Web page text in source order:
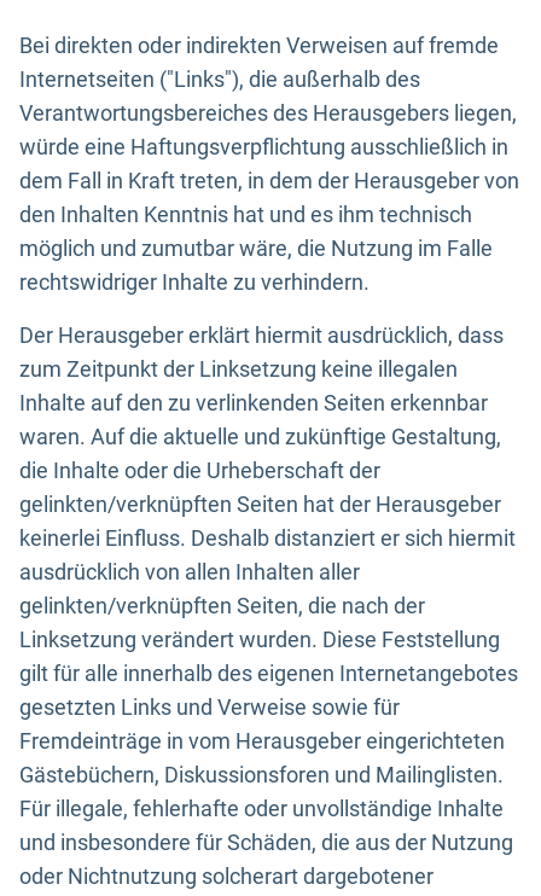
Bei direkten oder indirekten Verweisen auf fremde
Internetseiten ("Links"), die außerhalb des
Verantwortungsbereiches des Herausgebers liegen,
würde eine Haftungsverpflichtung ausschließlich in
dem Fall in Kraft treten, in dem der Herausgeber von
den Inhalten Kenntnis hat und es ihm technisch
möglich und zumutbar wäre, die Nutzung im Falle
rechtswidriger Inhalte zu verhindern.
Der Herausgeber erklärt hiermit ausdrücklich, dass
zum Zeitpunkt der Linksetzung keine illegalen
Inhalte auf den zu verlinkenden Seiten erkennbar
waren. Auf die aktuelle und zukünftige Gestaltung,
die Inhalte oder die Urheberschaft der
gelinkten/verknüpften Seiten hat der Herausgeber
keinerlei Einfluss. Deshalb distanziert er sich hiermit
ausdrücklich von allen Inhalten aller
gelinkten/verknüpften Seiten, die nach der
Linksetzung verändert wurden. Diese Feststellung
gilt für alle innerhalb des eigenen Internetangebotes
gesetzten Links und Verweise sowie für
Fremdeinträge in vom Herausgeber eingerichteten
Gästebüchern, Diskussionsforen und Mailinglisten.
Für illegale, fehlerhafte oder unvollständige Inhalte
und insbesondere für Schäden, die aus der Nutzung
oder Nichtnutzung solcherart dargebotener